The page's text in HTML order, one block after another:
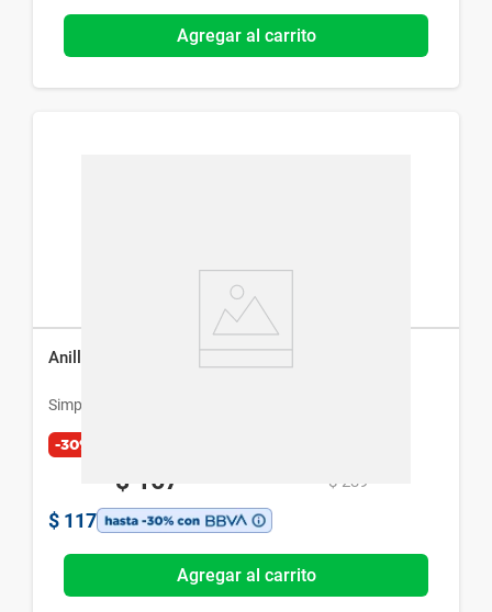
Agregar al carrito
Anillo para Celular Simplicity Metal Formitas
Simplicity
-30%
$ 167 $ 239
$ 117
Agregar al carrito